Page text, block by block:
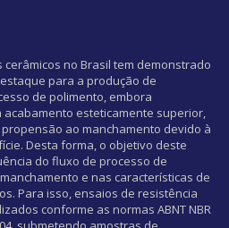
no Brasil tem demonstrado
para a produção de
de polimento, embora
esteticamente superior,
ao manchamento devido à
Desta forma, o objetivo deste
do fluxo de processo de
e nas características de
Para isso, ensaios de resistência
conforme as normas ABNT NBR